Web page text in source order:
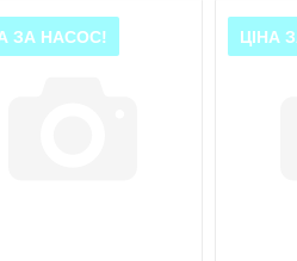
ЗА НАСОС! ЦІНА